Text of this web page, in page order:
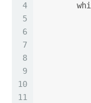
4
5
6
7
8
9
10
11